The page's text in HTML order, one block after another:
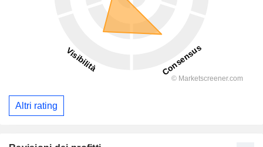
Altri rating